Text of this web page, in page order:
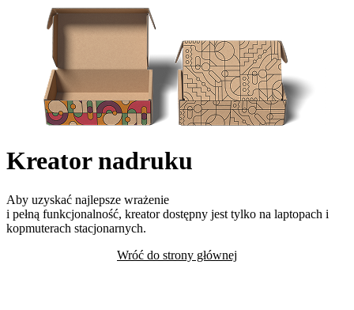
Kreator nadruku
Aby uzyskać najlepsze wrażenie
i pełną funkcjonalność, kreator dostępny jest tylko na laptopach i
kopmuterach stacjonarnych.
Wróć do strony głównej